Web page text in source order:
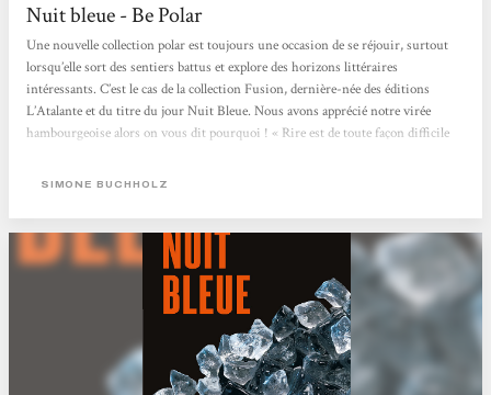
Nuit bleue - Be Polar
Une nouvelle collection polar est toujours une occasion de se réjouir, surtout
lorsqu’elle sort des sentiers battus et explore des horizons littéraires
intéressants. C’est le cas de la collection Fusion, dernière-née des éditions
L’Atalante et du titre du jour Nuit Bleue. Nous avons apprécié notre virée
hambourgeoise alors on vous dit pourquoi ! « Rire est de toute façon difficile
la ville de Hambourg, personnage à part entière de ce polar gris et parfois
SIMONE BUCHHOLZ